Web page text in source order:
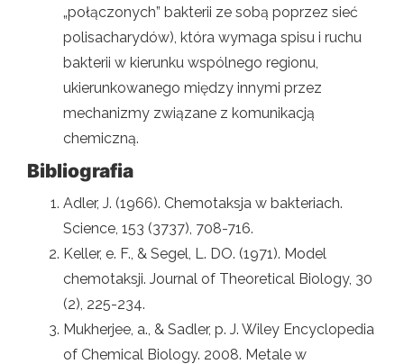
„połączonych” bakterii ze sobą poprzez sieć
polisacharydów), która wymaga spisu i ruchu
bakterii w kierunku wspólnego regionu,
ukierunkowanego między innymi przez
mechanizmy związane z komunikacją
chemiczną.
Bibliografia
Adler, J. (1966). Chemotaksja w bakteriach.
Science, 153 (3737), 708-716.
Keller, e. F., & Segel, L. DO. (1971). Model
chemotaksji. Journal of Theoretical Biology, 30
(2), 225-234.
Mukherjee, a., & Sadler, p. J. Wiley Encyclopedia
of Chemical Biology. 2008. Metale w